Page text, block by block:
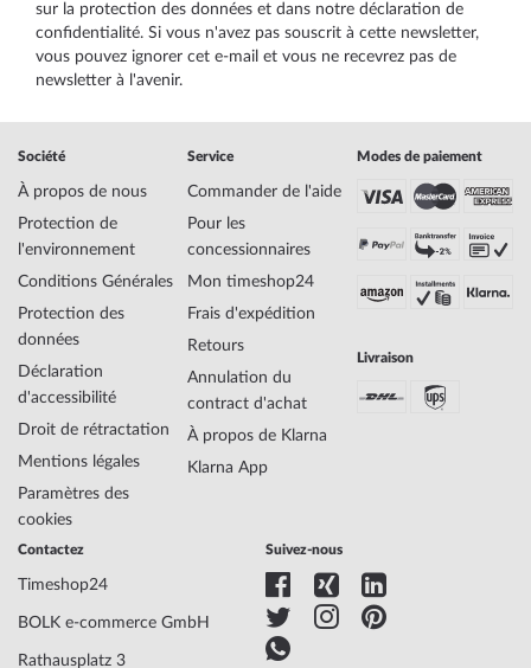
sur la protection des données et dans notre déclaration de
confidentialité. Si vous n'avez pas souscrit à cette newsletter,
vous pouvez ignorer cet e-mail et vous ne recevrez pas de
newsletter à l'avenir.
Société
À propos de nous
Protection de
l'environnement
Conditions Générales
Protection des
données
Déclaration
d'accessibilité
Droit de rétractation
Mentions légales
Paramètres des
cookies
Service
Commander de l'aide
Pour les
concessionnaires
Mon timeshop24
Frais d'expédition
Retours
Annulation du
contract d'achat
À propos de Klarna
Klarna App
Modes de paiement
Livraison
Contactez
Timeshop24
BOLK e-commerce GmbH
Rathausplatz 3
Suivez-nous